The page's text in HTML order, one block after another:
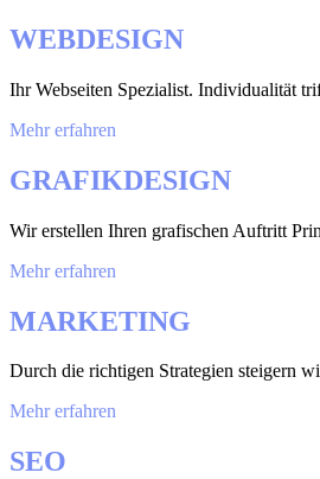
WEBDESIGN
Ihr Webseiten Spezialist. Individualität
Mehr erfahren
GRAFIKDESIGN
Wir erstellen Ihren grafischen Auftritt
Mehr erfahren
MARKETING
Durch die richtigen Strategien steigern
Mehr erfahren
SEO